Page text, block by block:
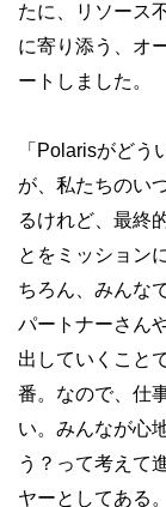
たに、リソース
に寄り添う、オ
ートしました。
「Polarisがど
が、私たちのい
るけれど、最終
とをミッション
ちろん、みんな
パートナーさん
出していくこと
番。なので、仕
い。みんなが心
う？って考えて
ヤーとしてある